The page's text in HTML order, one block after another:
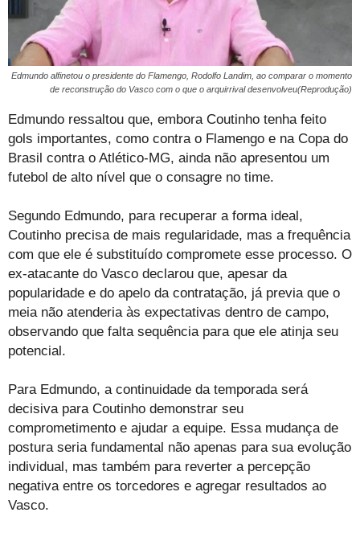
Edmundo alfinetou o presidente do Flamengo, Rodolfo Landim, ao comparar o momento
de reconstrução do Vasco com o que o arquirrival desenvolveu(Reprodução)
Edmundo ressaltou que, embora Coutinho tenha feito
gols importantes, como contra o Flamengo e na Copa do
Brasil contra o Atlético-MG, ainda não apresentou um
futebol de alto nível que o consagre no time.
Segundo Edmundo, para recuperar a forma ideal,
Coutinho precisa de mais regularidade, mas a frequência
com que ele é substituído compromete esse processo. O
ex-atacante do Vasco declarou que, apesar da
popularidade e do apelo da contratação, já previa que o
meia não atenderia às expectativas dentro de campo,
observando que falta sequência para que ele atinja seu
potencial.
Para Edmundo, a continuidade da temporada será
decisiva para Coutinho demonstrar seu
comprometimento e ajudar a equipe. Essa mudança de
postura seria fundamental não apenas para sua evolução
individual, mas também para reverter a percepção
negativa entre os torcedores e agregar resultados ao
Vasco.